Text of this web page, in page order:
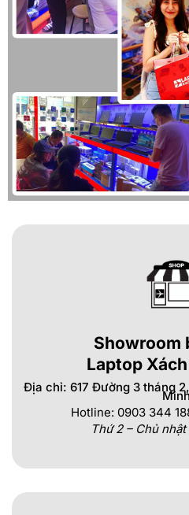
Showroom
Laptop
Địa chỉ: 617 Đường 3 tháng
Minh
Hotline: 0903 344
Thứ 2 – Chủ